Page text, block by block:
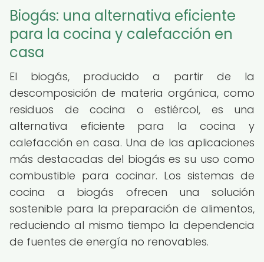
Biogás: una alternativa eficiente
para la cocina y calefacción en
casa
El biogás, producido a partir de la
descomposición de materia orgánica, como
residuos de cocina o estiércol, es una
alternativa eficiente para la cocina y
calefacción en casa. Una de las aplicaciones
más destacadas del biogás es su uso como
combustible para cocinar. Los sistemas de
cocina a biogás ofrecen una solución
sostenible para la preparación de alimentos,
reduciendo al mismo tiempo la dependencia
de fuentes de energía no renovables.